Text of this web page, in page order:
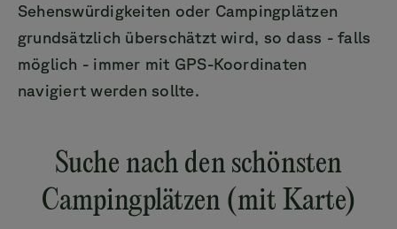
Sehenswürdigkeiten oder Campingplätzen
grundsätzlich überschätzt wird, so dass - falls
möglich - immer mit GPS-Koordinaten
navigiert werden sollte.
Suche nach den schönsten
Campingplätzen (mit Karte)